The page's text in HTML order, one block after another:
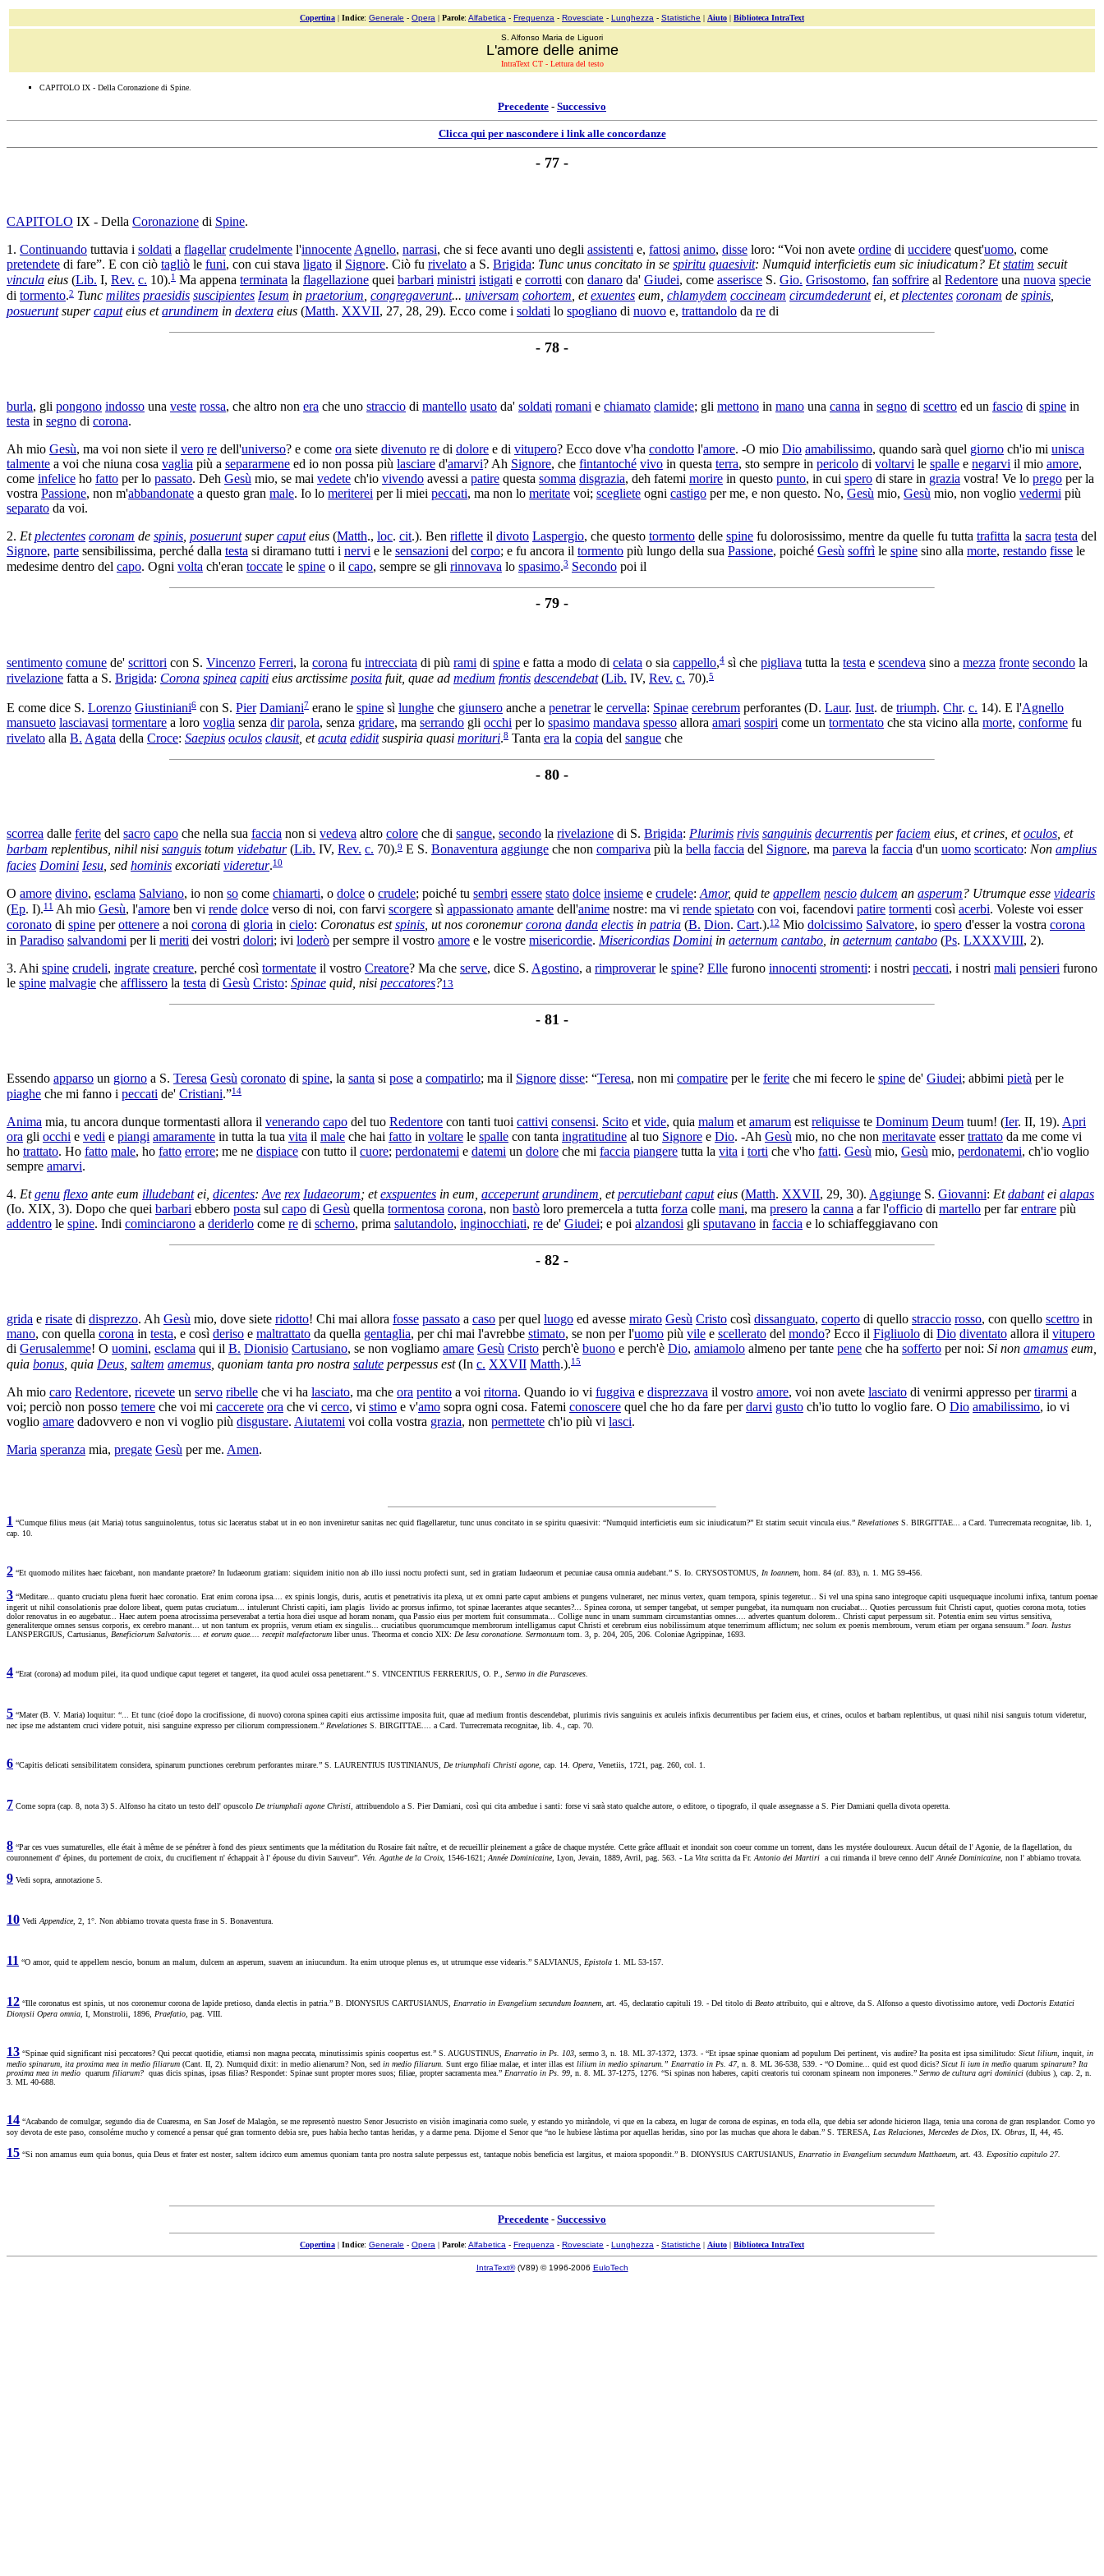
Copertina | Indice: Generale - Opera | Parole: Alfabetica - Frequenza - Rovesciate - Lunghezza - Statistiche | Aiuto | Biblioteca IntraText
S. Alfonso Maria de Liguori
L'amore delle anime
IntraText CT - Lettura del testo
CAPITOLO IX - Della Coronazione di Spine.
Precedente - Successivo
Clicca qui per nascondere i link alle concordanze
- 77 -
CAPITOLO IX - Della Coronazione di Spine.
1. Continuando tuttavia i soldati a flagellar crudelmente l'innocente Agnello, narrasi, che si fece avanti uno degli assistenti e, fattosi animo, disse loro: “Voi non avete ordine di uccidere quest'uomo, come
pretendete di fare”. E con ciò tagliò le funi, con cui stava ligato il Signore. Ciò fu rivelato a S. Brigida: Tunc unus concitato in se spiritu quaesivit: Numquid interficietis eum sic iniudicatum? Etstatim secuit
vincula eius (Lib. I, Rev. c. 10).1 Ma appena terminata la flagellazione quei barbari ministri istigati e corrotti con danaro da' Giudei, come asserisce S. Gio. Grisostomo, fan soffrire al Redentore una nuova specie
di tormento.2 Tunc milites praesidis suscipientes Iesum in praetorium, congregaverunt... universam cohortem, etexuentes eum, chlamydem coccineam circumdederuntei, etplectentes coronam de spinis,
posueruntsupercaputeius etarundinem in dextera eius (Matth. XXVII, 27, 28, 29). Ecco come i soldati lo spogliano di nuovo e, trattandolo da re di
- 78 -
burla, gli pongono indosso una veste rossa, che altro non era che uno straccio di mantello usato da' soldati romani e chiamato clamide; gli mettono in mano una canna in segno di scettro ed un fascio di spine in
testa in segno di corona.
Ah mio Gesù, ma voi non siete il vero re dell'universo? e come ora siete divenuto re di dolore e di vitupero? Ecco dove v'ha condotto l'amore. -O mio Dio amabilissimo, quando sarà quel giorno ch'io mi unisca
talmente a voi che niuna cosa vaglia più a separarmene ed io non possa più lasciare d'amarvi? Ah Signore, che fintantoché vivo in questa terra, sto sempre in pericolo di voltarvi le spalle e negarvi il mio amore,
come infelice ho fatto per lo passato. Deh Gesù mio, se mai vedete ch'io vivendo avessi a patire questa somma disgrazia, deh fatemi morire in questo punto, in cui spero di stare in grazia vostra! Ve lo prego per la
vostra Passione, non m'abbandonate a questo gran male. Io lo meriterei per li miei peccati, ma non lo meritate voi; scegliete ogni castigo per me, e non questo. No, Gesù mio, Gesù mio, non voglio vedermi più
separato da voi.
2. Etplectentes coronam de spinis posueruntsupercaputeius (Matth., loc. cit.). Ben riflette il divoto Laspergio, che questo tormento delle spine fu dolorosissimo, mentre da quelle fu tutta trafitta la sacra testa del
Signore, parte sensibilissima, perché dalla testa si diramano tutti i nervi e le sensazioni del corpo; e fu ancora il tormento più lungo della sua Passione, poiché Gesù soffrì le spine sino alla morte, restando fisse le
medesime dentro del capo. Ogni volta ch'eran toccate le spine o il capo, sempre se gli rinnovava lo spasimo.3 Secondo poi il
- 79 -
sentimento comune de' scrittori con S. Vincenzo Ferreri, la corona fu intrecciata di più rami di spine e fatta a modo di celata o sia cappello,4 sì che pigliava tutta la testa e scendeva sino a mezza fronte secondo la
rivelazione fatta a S. Brigida: Corona spinea capiti eius arctissime posita fuit, quae ad medium frontis descendebat (Lib. IV, Rev. c. 70).5
E come dice S. Lorenzo Giustiniani6 con S. Pier Damiani7 erano le spine sì lunghe che giunsero anche a penetrarle cervella: Spinae cerebrum perforantes (D. Laur. Iust. de triumph. Chr. c. 14). E l'Agnello
mansueto lasciavasi tormentare a loro voglia senza dir parola, senza gridare, ma serrando gli occhi per lo spasimo mandava spesso allora amari sospiri come un tormentato che sta vicino alla morte, conforme fu
rivelato alla B. Agata della Croce: Saepius oculos clausit, etacuta edidit suspiria quasi morituri.8 Tanta era la copia del sangue che
- 80 -
scorrea dalle ferite del sacro capo che nella sua faccia non si vedeva altro colore che di sangue, secondo la rivelazione di S. Brigida: Plurimis rivis sanguinis decurrentis perfaciem eius, etcrines , etoculos , et
barbam replentibus, nihil nisi sanguis totum videbatur(Lib. IV, Rev. c. 70).9 E S. Bonaventura aggiunge che non compariva più la bella faccia del Signore, ma pareva la faccia d'un uomo scorticato: Non amplius
facies Domini Iesu , sed hominis excoriati videretur.10
O amore divino, esclama Salviano, io non so come chiamarti, o dolce o crudele; poiché tu sembri essere stato dolce insieme e crudele: Amor, quid te appellem nescio dulcem an asperum? Utrumque esse videaris
(Ep. I).11 Ah mio Gesù, l'amore ben vi rende dolce verso di noi, con farvi scorgere sì appassionato amante dell'anime nostre: ma vi rende spietato con voi, facendovi patire tormenti così acerbi. Voleste voi esser
coronato di spine perottenere a noi corona di gloria in cielo: Coronatus estspinis, ut nos coronemur corona danda electis in patria (B. Dion. Cart.).12 Mio dolcissimo Salvatore, io spero d'esser la vostra corona
in Paradiso salvandomi per li meriti dei vostri dolori; ivi loderò per sempre il vostro amore e le vostre misericordie. Misericordias Domini in aeternum cantabo , in aeternum cantabo (Ps. LXXXVIII, 2).
3. Ahi spine crudeli, ingrate creature, perché così tormentate il vostro Creatore? Ma che serve, dice S. Agostino, a rimproverarle spine? Elle furono innocenti stromenti: i nostri peccati, i nostri mali pensieri furono
le spine malvagie che afflissero la testa di Gesù Cristo: Spinae quid, nisi peccatores?13
- 81 -
Essendo apparso un giorno a S. Teresa Gesù coronato di spine, la santa si pose a compatirlo; ma il Signore disse: “Teresa, non mi compatire per le ferite che mi fecero le spine de' Giudei; abbimi pietà per le
piaghe che mi fanno i peccati de' Cristiani.”14
Anima mia, tu ancora dunque tormentasti allora il venerando capo del tuo Redentore con tanti tuoi cattivi consensi. Scito et vide, quia malum et amarum est reliquisse te Dominum Deum tuum! (Ier. II, 19). Apri
ora gli occhi e vedi e piangi amaramente in tutta la tua vita il male che hai fatto in voltare le spalle con tanta ingratitudine al tuo Signore e Dio. -Ah Gesù mio, no che non meritavate essertrattato da me come vi
ho trattato. Ho fatto male, ho fatto errore; me ne dispiace con tutto il cuore; perdonatemi e datemi un dolore che mi faccia piangere tutta la vita i torti che v'ho fatti. Gesù mio, Gesù mio, perdonatemi, ch'io voglio
sempre amarvi.
4. Etgenu flexo ante eum illudebantei, dicentes: Ave rex Iudaeorum; etexspuentes in eum, acceperunt arundinem , etpercutiebant caputeius (Matth. XXVII, 29, 30). Aggiunge S. Giovanni: Etdabantei alapas
(Io. XIX, 3). Dopo che quei barbari ebbero posta sul capo di Gesù quella tormentosa corona, non bastò loro premercela a tutta forza colle mani, ma presero la canna a far l'officio di martello per farentrare più
addentro le spine. Indi cominciarono a deriderlo come re di scherno, prima salutandolo, inginocchiati, re de' Giudei; e poi alzandosi gli sputavano in faccia e lo schiaffeggiavano con
- 82 -
grida e risate di disprezzo. Ah Gesù mio, dove siete ridotto! Chi mai allora fosse passato a caso per quel luogo ed avesse mirato Gesù Cristo così dissanguato, coperto di quello straccio rosso, con quello scettro in
mano, con quella corona in testa, e così deriso e maltrattato da quella gentaglia, per chi mai l'avrebbe stimato, se non per l'uomo più vile e scellerato del mondo? Ecco il Figliuolo di Dio diventato allora il vitupero
di Gerusalemme! O uomini, esclama qui il B. Dionisio Cartusiano, se non vogliamo amare Gesù Cristo perch'è buono e perch'è Dio, amiamolo almeno per tante pene che ha sofferto per noi: Si non amamus eum,
quia bonus , quia Deus saltem amemus , quoniam tanta pro nostra salute perpessus est(In c. XXVII Matth.).15
Ah mio caro Redentore, ricevete un servo ribelle che vi ha lasciato, ma che ora pentito a voi ritorna. Quando io vi fuggiva e disprezzava il vostro amore, voi non avete lasciato di venirmi appresso pertirarmi a
voi; perciò non posso temere che voi mi caccerete ora che vi cerco, vi stimo e v'amo sopra ogni cosa. Fatemi conoscere quel che ho da fare perdarvi gusto ch'io tutto lo voglio fare. O Dio amabilissimo, io vi
voglio amare dadovvero e non vi voglio più disgustare. Aiutatemi voi colla vostra grazia, non permettete ch'io più vi lasci.
Maria speranza mia, pregate Gesù per me. Amen.
1 “Cumque filius meus (ait Maria) totus sanguinolentus, totus sic laceratus stabat ut in eo non inveniretur sanitas nec quid flagellaretur, tunc unus concitato in se spiritu quaesivit: “Numquid interficietis eum sic iniudicatum?” Et statim secuit vincula eius.” Revelationes S. BIRGITTAE... a Card. Turrecremata recognitae, lib. 1,
cap. 10.
2 “Et quomodo milites haec faicebant, non mandante praetore? In Iudaeorum gratiam: siquidem initio non ab illo iussi noctu profecti sunt, sed in gratiam Iudaeorum et pecuniae causa omnia audebant.” S. Io. CRYSOSTOMUS, In Ioannem, hom. 84 (al. 83), n. 1. MG 59-456.
3 “Meditare... quanto cruciatu plena fuerit haec coronatio. Erat enim corona ipsa.... ex spinis longis, duris, acutis et penetrativis ita plexa, ut ex omni parte caput ambiens et pungens vulneraret, nec minus vertex, quam tempora, spinis tegeretur... Si vel una spina sano integroque capiti usquequaque incolumi infixa, tantum poenae
ingerit ut nihil consolationis prae dolore libeat, quem putas cruciatum... intulerunt Christi capiti, iam plagis livido ac prorsus infirmo, tot spinae lacerantes atque secantes?... Spinea corona, ut semper tangebat, ut semper pungebat, ita numquam non cruciabat... Quoties percussum fuit Christi caput, quoties corona mota, toties
dolor renovatus in eo augebatur... Haec autem poena atrocissima perseverabat a tertia hora diei usque ad horam nonam, qua Passio eius per mortem fuit consummata... Collige nunc in unam summam circumstantias omnes.... advertes quantum dolorem.. Christi caput perpessum sit. Potentia enim seu virtus sensitiva,
generaliterque omnes sensus corporis, ex cerebro manant... ut non tantum ex propriis, verum etiam ex singulis... cruciatibus quorumcumque membrorum intelligamus caput Christi et cerebrum eius nobilissimum atque tenerrimum afflictum; nec solum ex poenis membroum, verum etiam per organa sensuum.” Ioan. Iustus
LANSPERGIUS, Cartusianus, Beneficiorum Salvatoris.... et eorum quae.... recepit malefactorum liber unus. Theorma et concio XIX: De Iesu coronatione. Sermonuum tom. 3, p. 204, 205, 206. Coloniae Agrippinae, 1693.
4 “Erat (corona) ad modum pilei, ita quod undique caput tegeret et tangeret, ita quod aculei ossa penetrarent.” S. VINCENTIUS FERRERIUS, O. P., Sermo in die Parasceves.
5 “Mater (B. V. Maria) loquitur: “... Et tunc (cioé dopo la crocifissione, di nuovo) corona spinea capiti eius arctissime imposita fuit, quae ad medium frontis descendebat, plurimis rivis sanguinis ex aculeis infixis decurrentibus per faciem eius, et crines, oculos et barbam replentibus, ut quasi nihil nisi sanguis totum videretur,
nec ipse me adstantem cruci videre potuit, nisi sanguine expresso per ciliorum compressionem.” Revelationes S. BIRGITTAE.... a Card. Turrecremata recognitae, lib. 4., cap. 70.
6 “Capitis delicati sensibilitatem considera, spinarum punctiones cerebrum perforantes mirare.” S. LAURENTIUS IUSTINIANUS, De triumphali Christi agone, cap. 14. Opera, Venetiis, 1721, pag. 260, col. 1.
7 Come sopra (cap. 8, nota 3) S. Alfonso ha citato un testo dell' opuscolo De triumphali agone Christi, attribuendolo a S. Pier Damiani, così qui cita ambedue i santi: forse vi sarà stato qualche autore, o editore, o tipografo, il quale assegnasse a S. Pier Damiani quella divota operetta.
8 “Par ces vues surnaturelles, elle était à même de se pénétrer à fond des pieux sentiments que la méditation du Rosaire fait naître, et de recueillir pleinement a grâce de chaque mystére. Cette grâce affluait et inondait son coeur comme un torrent, dans les mystére douloureux. Aucun détail de l' Agonie, de la flagellation, du
couronnement d' épines, du portement de croix, du crucifiement n' échappait à l' épouse du divin Sauveur”. Vén. Agathe de la Croix, 1546-1621;Année Dominicaine, Lyon, Jevain, 1889, Avril, pag. 563. - LaVita scritta da Fr.Antonio dei Martiri a cui rimanda il breve cenno dell'Année Dominicaine, non l' abbiamo trovata.
9 Vedi sopra, annotazione 5.
10 VediAppendice, 2, 1°. Non abbiamo trovata questa frase in S. Bonaventura.
11 “O amor, quid te appellem nescio, bonum an malum, dulcem an asperum, suavem an iniucundum. Ita enim utroque plenus es, ut utrumque esse videaris.” SALVIANUS, Epistola 1. ML 53-157.
12 “Ille coronatus est spinis, ut nos coronemur corona de lapide pretioso, danda electis in patria.” B. DIONYSIUS CARTUSIANUS, Enarratio in Evangelium secundum Ioannem, art. 45, declaratio capituli 19. - Del titolo di Beato attribuito, qui e altrove, da S. Alfonso a questo divotissimo autore, vedi Doctoris Extatici
Dionysii Opera omnia, I, Monstrolii, 1896, Praefatio, pag. VIII.
13 “Spinae quid significant nisi peccatores? Qui peccat quotidie, etiamsi non magna peccata, minutissimis spinis coopertus est.” S. AUGUSTINUS, Enarratio in Ps. 103, sermo 3, n. 18. ML 37-1372, 1373. - “Et ipsae spinae quoniam ad populum Dei pertinent, vis audire? Ita posita est ipsa similitudo: Sicut lilium, inquit, in
medio spinarum, ita proxima mea in medio filiarum (Cant. II, 2). Numquid dixit: in medio alienarum? Non, sed in medio filiarum. Sunt ergo filiae malae, et inter illas est lilium in medio spinarum.” Enarratio in Ps. 47, n. 8. ML 36-538, 539. - “O Domine... quid est quod dicis? Sicut li ium in medio quarum spinarum? Ita
proxima mea in medio quarum filiarum? quas dicis spinas, ipsas filias? Respondet: Spinae sunt propter mores suos; filiae, propter sacramenta mea.” Enarratio in Ps. 99, n. 8. ML 37-1275, 1276. “Si spinas non haberes, capiti creatoris tui coronam spineam non imponeres.” Sermo de cultura agri dominici (dubius ), cap. 2, n.
3. ML 40-688.
14 “Acabando de comulgar, segundo dia de Cuaresma, en San Josef de Malagòn, se me representò nuestro Senor Jesucristo en visiòn imaginaria como suele, y estando yo miràndole, vi que en la cabeza, en lugar de corona de espinas, en toda ella, que debia ser adonde hicieron llaga, tenia una corona de gran resplandor. Como yo
soy devota de este paso, consoléme mucho y comencé a pensar qué gran tormento debia sre, pues habia hecho tantas heridas, y a darme pena. Dijome el Senor que “no le hubiese làstima por aquellas heridas, sino por las muchas que ahora le daban.” S. TERESA, Las Relaciones, Mercedes de Dios, IX. Obras, II, 44, 45.
15 “Si non amamus eum quia bonus, quia Deus et frater est noster, saltem idcirco eum amemus quoniam tanta pro nostra salute perpessus est, tantaque nobis beneficia est largitus, et maiora spopondit.” B. DIONYSIUS CARTUSIANUS, Enarratio in Evangelium secundum Matthaeum, art. 43. Expositio capitulo 27.
Precedente - Successivo
Copertina | Indice: Generale - Opera | Parole: Alfabetica - Frequenza - Rovesciate - Lunghezza - Statistiche | Aiuto | Biblioteca IntraText
IntraText®(V89) © 1996-2006 EuloTech